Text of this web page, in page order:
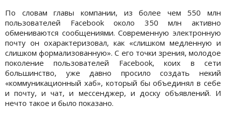
По словам главы компании, из более чем 550 млн
пользователей Facebook около 350 млн активно
обмениваются сообщениями. Современную электронную
почту он охарактеризовал, как «слишком медленную и
слишком формализованную». С его точки зрения, молодое
поколение пользователей Facebook, коих в сети
большинство, уже давно просило создать некий
«коммуникационный хаб», который бы объединял в себе
и почту, и чат, и мессенджер, и доску объявлений. И
нечто такое и было показано.